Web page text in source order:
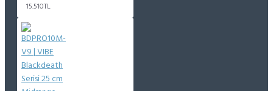
15.510TL